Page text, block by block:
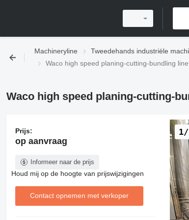
Machineryline Tweedehands industriële
Waco high speed planing-cutting-bundling
Waco high speed planing-cutting-
Prijs:
op aanvraag
Informeer naar de prijs
Houd mij op de hoogte van prijswijzigingen
Contact opnemen met verkoper